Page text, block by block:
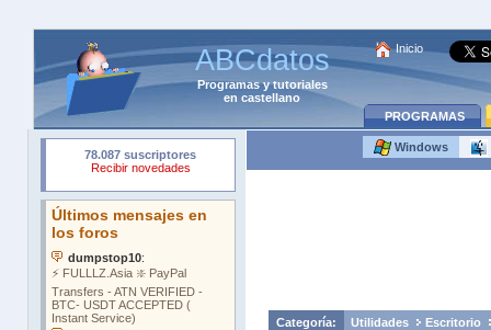
ABCdatos
Programasytutoriales
en castellano
Inicio
PROGRAMAS
Windows
Categoría: Utilidades Escritorio